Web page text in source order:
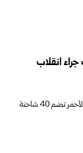
جراء انقلاب